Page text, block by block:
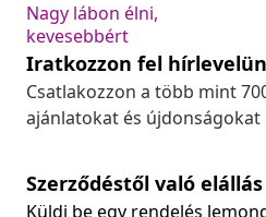
Nagy lábon élni,
kevesebbért
Iratkozzon fel
Csatlakozzon a több mint
ajánlatokat és újdonságokat
Szerződéstől való elállás
Küldj be egy rendelés